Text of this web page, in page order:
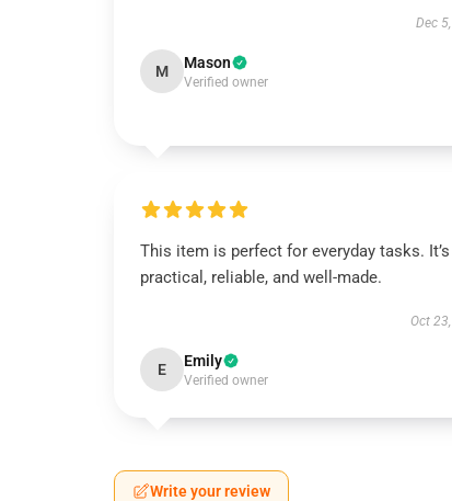
Dec
M Mason
Verified owner
This item is perfect for everyday tasks. It’s
practical, reliable, and well-made.
Oct
E Emily
Verified owner
Write your review